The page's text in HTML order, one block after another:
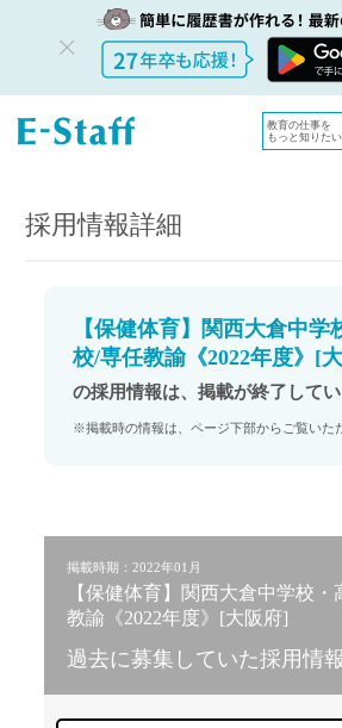
教育の仕事を
もっと知りたい
教員採用情
報のイー・
採用情報
【保健体育】関西大倉中学校・高等学校/専任教
採用情報詳細
【保健体育】関西大倉中学
校/専任教諭《2022年度》[
の採用情報は、掲載が終了してい
※掲載時の情報は、ページ下部からご覧いた
掲載時期：2022年01月
【保健体育】関西大倉中学校・
教諭《2022年度》[大阪府]
過去に募集していた採用情報